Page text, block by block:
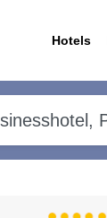
Hotels